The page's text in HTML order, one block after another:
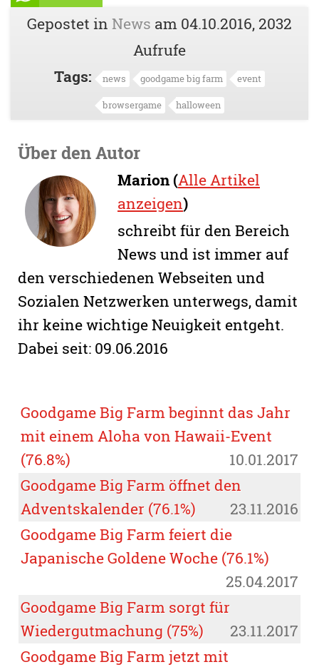
Gepostet in News am 04.10.2016, 2032
Aufrufe
Tags:
news goodgame big farm event
browsergame halloween
Über den Autor
Marion (Alle Artikel
anzeigen)
schreibt für den Bereich
News und ist immer auf
den verschiedenen Webseiten und
Sozialen Netzwerken unterwegs, damit
ihr keine wichtige Neuigkeit entgeht.
Dabei seit: 09.06.2016
Goodgame Big Farm beginnt das Jahr
mit einem Aloha von Hawaii-Event
(76.8%)
10.01.2017
Goodgame Big Farm öffnet den
Adventskalender (76.1%)
23.11.2016
Goodgame Big Farm feiert die
Japanische Goldene Woche (76.1%)
25.04.2017
Goodgame Big Farm sorgt für
Wiedergutmachung (75%)
23.11.2017
Goodgame Big Farm jetzt mit